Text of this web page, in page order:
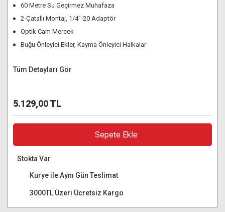
60 Metre Su Geçirmez Muhafaza
2-Çatallı Montaj, 1/4"-20 Adaptör
Optik Cam Mercek
Buğu Önleyici Ekler, Kayma Önleyici Halkalar
Tüm Detayları Gör
5.129,00 TL
Sepete Ekle
Stokta Var
Kurye ile Aynı Gün Teslimat
3000TL Üzeri Ücretsiz Kargo